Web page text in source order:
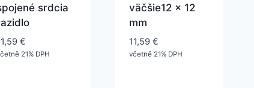
srdcia
€
21% DPH
väčšie12 x 12
mm
11,59€
včetně 21% DPH